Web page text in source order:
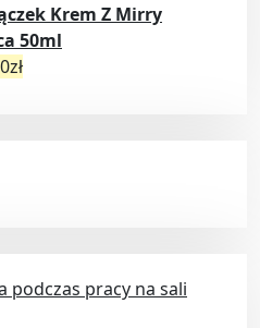
Krem Z Mirry
50ml
zł
podczas pracy na sali